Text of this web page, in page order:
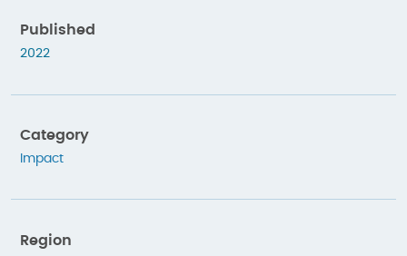
Published
2022
Category
Impact
Region